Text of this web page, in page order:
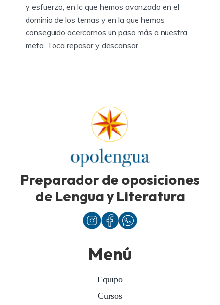
y esfuerzo, en la que hemos avanzado en el
dominio de los temas y en la que hemos
conseguido acercarnos un paso más a nuestra
meta. Toca repasar y descansar...
Preparador de oposiciones
de Lengua y Literatura
Menú
Equipo
Cursos